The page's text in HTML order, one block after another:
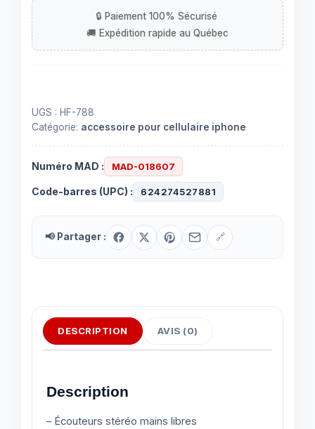
libres
pour
iPhone
UGS : HF-788
Catégorie: accessoire pour cellulaire iphone
Numéro MAD : MAD-018607
Code-barres (UPC) : 624274527881
📢 Partager : 🔗
DESCRIPTION AVIS (0)
Description
– Écouteurs stéréo mains libres